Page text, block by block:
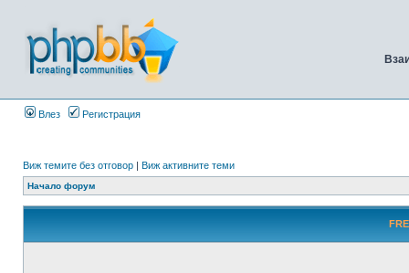
Влез Регистрация
Виж темите без отговор | Виж активните теми
Начало форум